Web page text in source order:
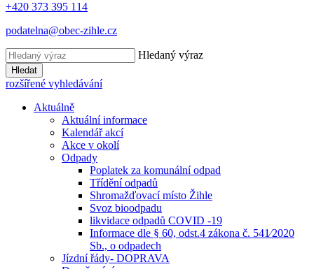
+420 373 395 114
podatelna@obec-zihle.cz
Hledaný výraz
Hledat
rozšířené vyhledávání
Aktuálně
Aktuální informace
Kalendář akcí
Akce v okolí
Odpady
Poplatek za komunální odpad
Třídění odpadů
Shromažďovací místo Žihle
Svoz bioodpadu
likvidace odpadů COVID -19
Informace dle § 60, odst.4 zákona č. 541⁄2020
Sb., o odpadech
Jízdní řády- DOPRAVA